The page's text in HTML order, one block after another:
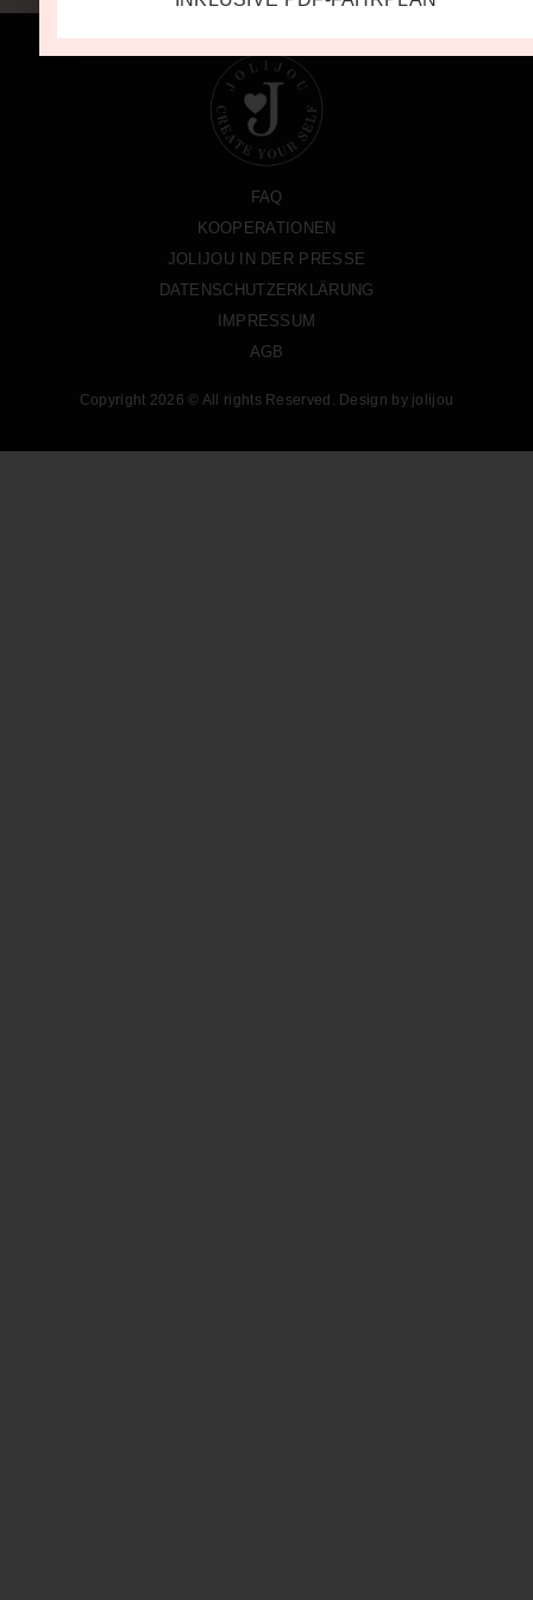
FAQ
KOOPERATIONEN
JOLIJOU IN DER PRESSE
DATENSCHUTZERKLÄRUNG
IMPRESSUM
AGB
Copyright 2026 © All rights Reserved. Design by jolijou